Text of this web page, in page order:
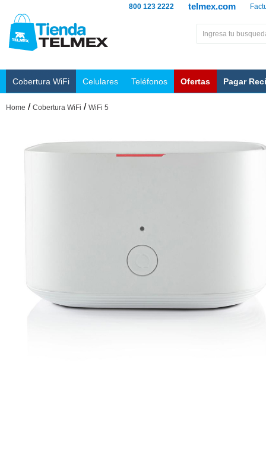
telmex.com
800 123 2222
Cobertura WiFi Celulares Teléfonos Ofertas Pagar
Home / Cobertura WiFi / WiFi 5